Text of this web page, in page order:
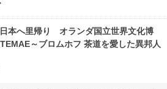
本へ里帰り オランダ国立世界文化博
～ブロムホフ 茶道を愛した異邦人